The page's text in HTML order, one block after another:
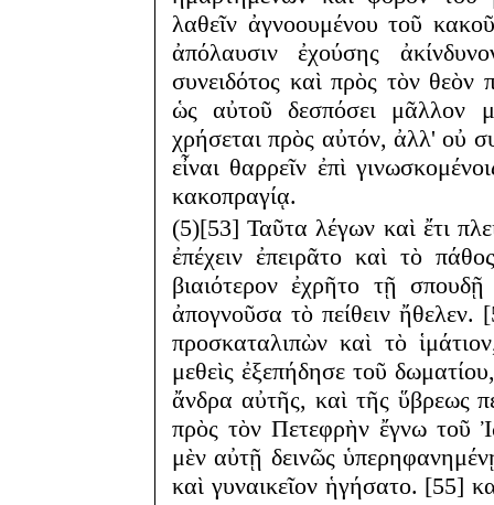
λαθεῖν ἀγνοουμένου τοῦ
ἀπόλαυσιν ἐχούσης
συνειδότος καὶ πρὸς τὸν
ὡς αὐτοῦ δεσπόσει μᾶλλον
χρήσεται πρὸς αὐτόν, ἀλλ' οὐ
εἶναι θαρρεῖν ἐπὶ
κακοπραγίᾳ.
(5)[53] Ταῦτα λέγων καὶ ἔτι
ἐπέχειν ἐπειρᾶτο καὶ τὸ
βιαιότερον ἐχρῆτο τῇ
ἀπογνοῦσα τὸ πείθειν
προσκαταλιπὼν καὶ τὸ
μεθεὶς ἐξεπήδησε τοῦ
ἄνδρα αὐτῆς, καὶ τῆς ὕβρεως
πρὸς τὸν Πετεφρὴν ἔγνω τοῦ
μὲν αὐτῇ δεινῶς
καὶ γυναικεῖον ἡγήσατο. [55]